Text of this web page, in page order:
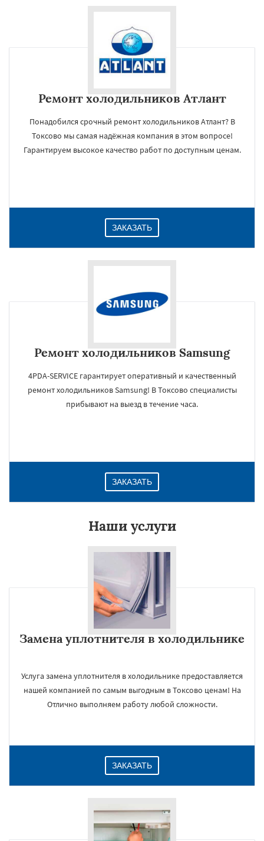
Ремонт холодильников Атлант
Понадобился срочный ремонт холодильников Атлант? В
Токсово мы самая надёжная компания в этом вопросе!
Гарантируем высокое качество работ по доступным ценам.
ЗАКАЗАТЬ
Ремонт холодильников Samsung
4PDA-SERVICE гарантирует оперативный и качественный
ремонт холодильников Samsung! В Токсово специалисты
прибывают на выезд в течение часа.
ЗАКАЗАТЬ
Наши услуги
Замена уплотнителя в холодильнике
Услуга замена уплотнителя в холодильнике предоставляется
нашей компанией по самым выгодным в Токсово ценам! На
Отлично выполняем работу любой сложности.
ЗАКАЗАТЬ